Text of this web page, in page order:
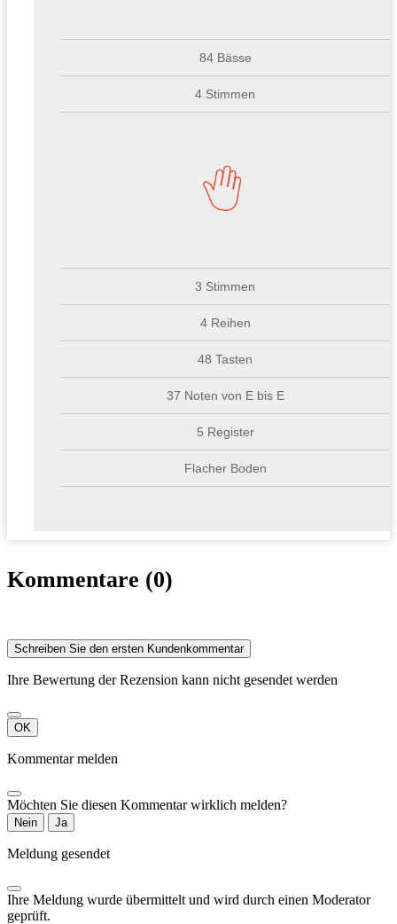
84 Bässe
4 Stimmen
3 Stimmen
4 Reihen
48 Tasten
37 Noten von E bis E
5 Register
Flacher Boden
Kommentare (0)
Schreiben Sie den ersten Kundenkommentar
Ihre Bewertung der Rezension kann nicht gesendet werden
OK
Kommentar melden
Möchten Sie diesen Kommentar wirklich melden?
Nein Ja
Meldung gesendet
Ihre Meldung wurde übermittelt und wird durch einen Moderator
geprüft.